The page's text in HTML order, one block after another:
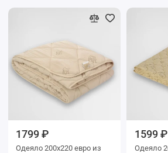
1799 ₽
Одеяло 200х220 евро из
1599 ₽
Одеяло 200х220 евро из